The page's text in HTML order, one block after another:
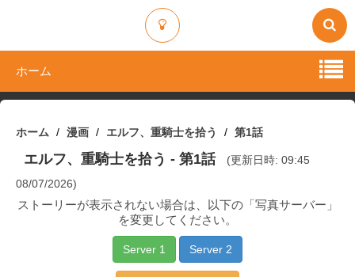
ホーム
ホーム 漫画 エルフ、重騎士を拾う 第1話
エルフ、重騎士を拾う - 第1話
(更新日時: 09:45
08/07/2026)
ストーリーが表示されない場合は、以下の「写真サーバー」
を変更してください。
Server 1 Server 2